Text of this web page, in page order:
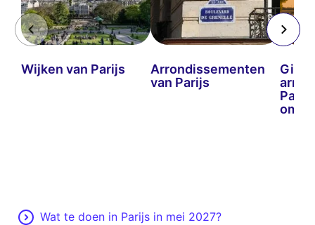
Wijken van Parijs
Arrondissementen
van Parijs
Gids
om
Wat te doen in Parijs in mei 2027?